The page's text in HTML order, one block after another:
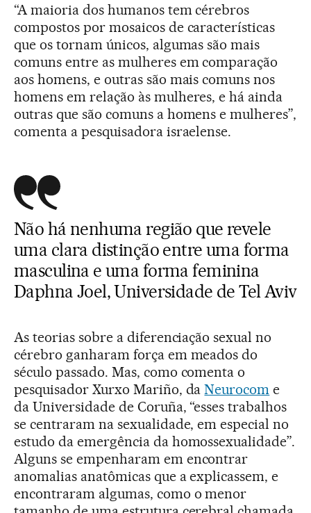
“A maioria dos humanos tem cérebros
compostos por mosaicos de características
que os tornam únicos, algumas são mais
comuns entre as mulheres em comparação
aos homens, e outras são mais comuns nos
homens em relação às mulheres, e há ainda
outras que são comuns a homens e mulheres”,
comenta a pesquisadora israelense.
Não há nenhuma região que revele
uma clara distinção entre uma forma
masculina e uma forma feminina
Daphna Joel, Universidade de Tel Aviv
As teorias sobre a diferenciação sexual no
cérebro ganharam força em meados do
século passado. Mas, como comenta o
pesquisador Xurxo Mariño, daNeurocom e
da Universidade de Coruña, “esses trabalhos
se centraram na sexualidade, em especial no
estudo da emergência da homossexualidade”.
Alguns se empenharam em encontrar
anomalias anatômicas que a explicassem, e
encontraram algumas, como o menor